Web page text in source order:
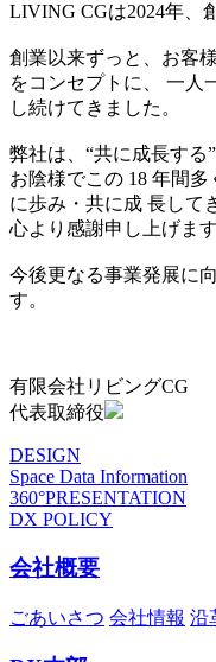
LIVING CGは2024年、
創業以来ずっと、お客
をコンセプトに、 一人
し続けてきました。
弊社は、“共に成長する
お陰様でこの 18 年間
に歩み・共に成 長して
心より感謝申し上げます
今後更なる事業発展に
す。
有限会社リビングCG
代表取締役
DESIGN
Space Data Information
360°PRESENTATION
DX POLICY
会社概要
ごあいさつ 会社情報 沿